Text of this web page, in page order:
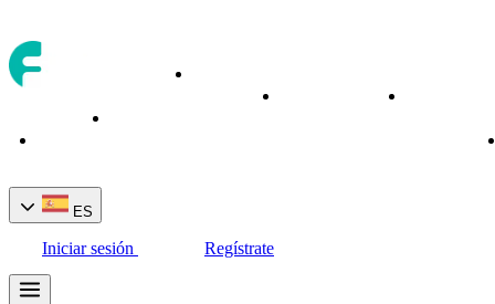
ES
Iniciar sesión Regístrate